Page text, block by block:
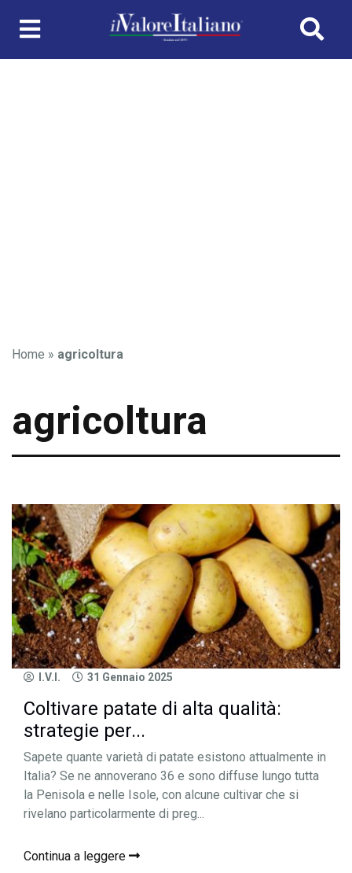
Home » agricoltura
agricoltura
I.V.I. 31 Gennaio 2025
Coltivare patate di alta qualità:
strategie per...
Sapete quante varietà di patate esistono attualmente in
Italia? Se ne annoverano 36 e sono diffuse lungo tutta
la Penisola e nelle Isole, con alcune cultivar che si
rivelano particolarmente di preg...
Continua a leggere